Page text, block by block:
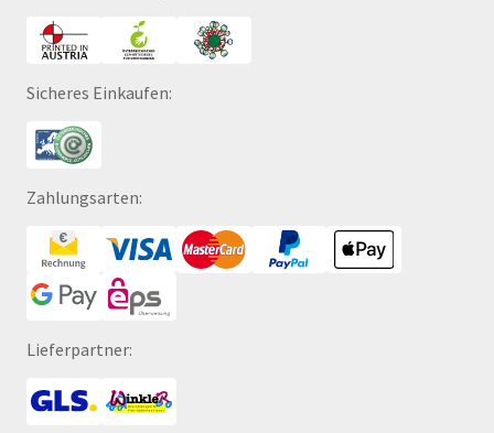
Sicheres Einkaufen:
Zahlungsarten:
Lieferpartner: